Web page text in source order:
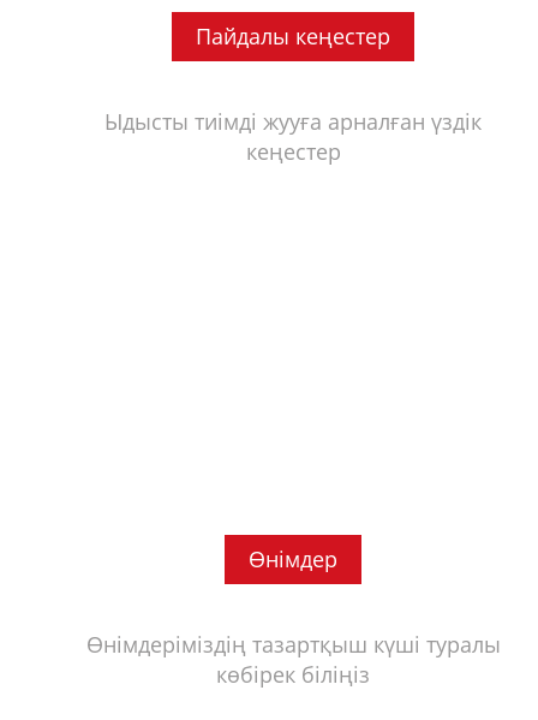
Пайдалы кеңестер
Ыдысты тиімді жууға арналған үздік
кеңестер
Өнімдер
Өнімдеріміздің тазартқыш күші туралы
көбірек біліңіз